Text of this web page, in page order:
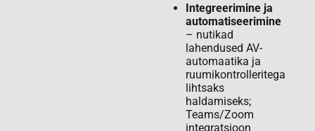
Integreerimine ja
automatiseerimine
– nutikad
lahendused AV-
automaatika ja
ruumikontrolleritega
lihtsaks
haldamiseks;
Teams/Zoom
integratsioon